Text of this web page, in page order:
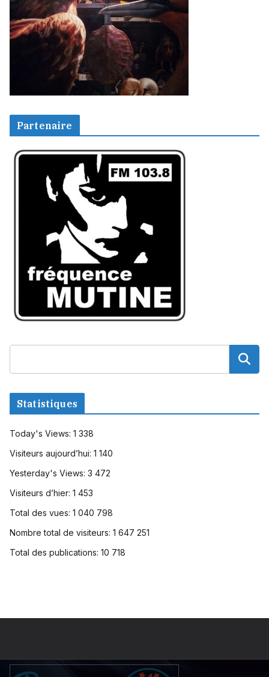
Partenaire
Statistiques
Today's Views: 1 338
Visiteurs aujourd’hui: 1 140
Yesterday's Views: 3 472
Visiteurs d’hier: 1 453
Total des vues: 1 040 798
Nombre total de visiteurs: 1 647 251
Total des publications: 10 718